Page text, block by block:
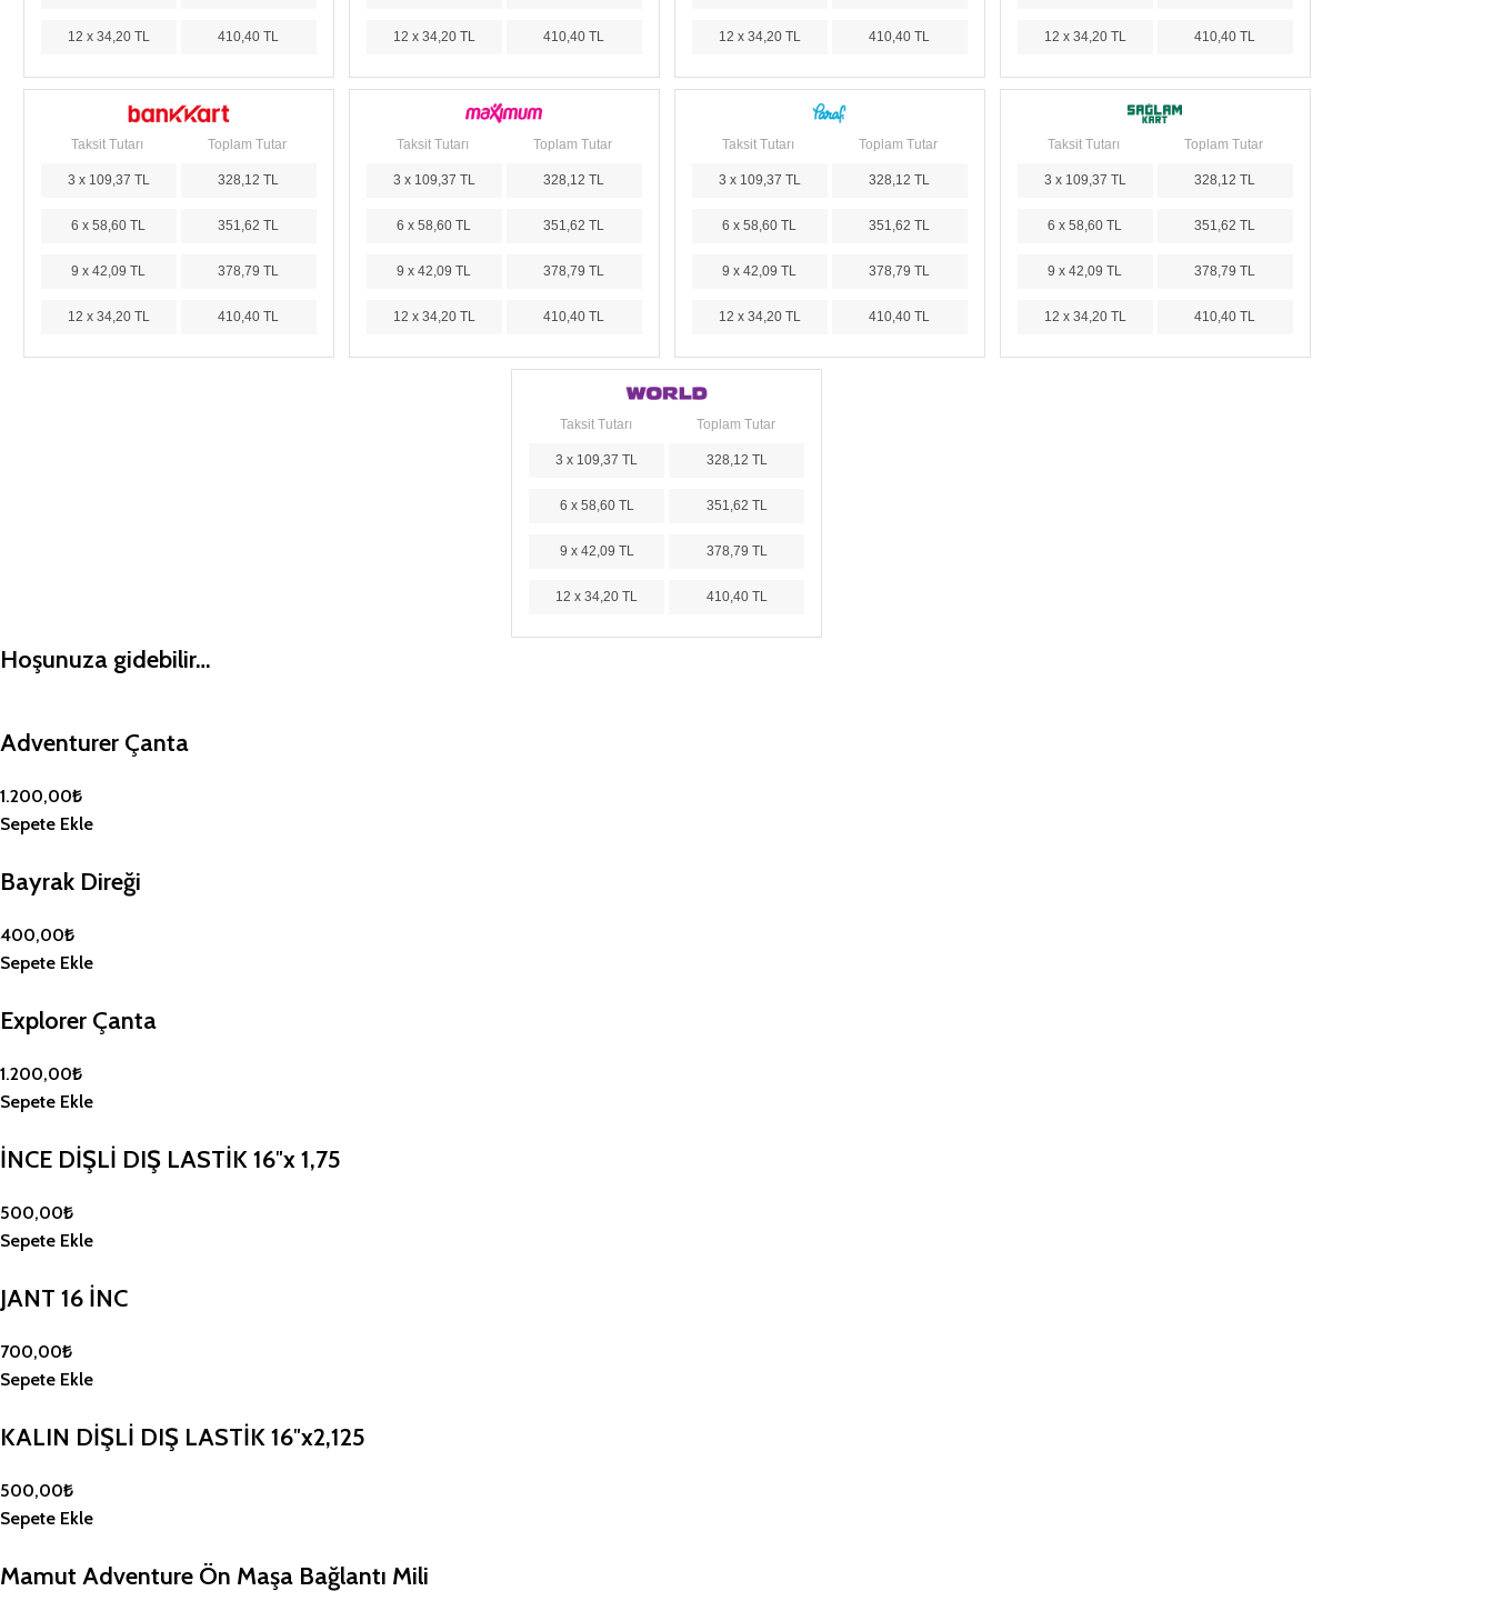
12 x 34,20 TL 410,40 TL 12 x 34,20 TL 410,40 TL 12 x 34,20 TL 410,40 TL 12 x 34,20 TL 410,40 TL
Taksit Tutarı Toplam Tutar
3 x 109,37 TL 328,12 TL
6 x 58,60 TL 351,62 TL
9 x 42,09 TL 378,79 TL
12 x 34,20 TL 410,40 TL
Taksit Tutarı Toplam Tutar
3 x 109,37 TL 328,12 TL
6 x 58,60 TL 351,62 TL
9 x 42,09 TL 378,79 TL
12 x 34,20 TL 410,40 TL
Taksit Tutarı Toplam Tutar
3 x 109,37 TL 328,12 TL
6 x 58,60 TL 351,62 TL
9 x 42,09 TL 378,79 TL
12 x 34,20 TL 410,40 TL
Taksit Tutarı Toplam Tutar
3 x 109,37 TL 328,12 TL
6 x 58,60 TL 351,62 TL
9 x 42,09 TL 378,79 TL
12 x 34,20 TL 410,40 TL
Taksit Tutarı Toplam Tutar
3 x 109,37 TL 328,12 TL
6 x 58,60 TL 351,62 TL
9 x 42,09 TL 378,79 TL
12 x 34,20 TL 410,40 TL
Hoşunuza gidebilir…
Adventurer Çanta
1.200,00₺
Sepete Ekle
Bayrak Direği
400,00₺
Sepete Ekle
Explorer Çanta
1.200,00₺
Sepete Ekle
İNCE DİŞLİ DIŞ LASTİK 16″x 1,75
500,00₺
Sepete Ekle
JANT 16 İNC
700,00₺
Sepete Ekle
KALIN DİŞLİ DIŞ LASTİK 16″x2,125
500,00₺
Sepete Ekle
Mamut Adventure Ön Maşa Bağlantı Mili